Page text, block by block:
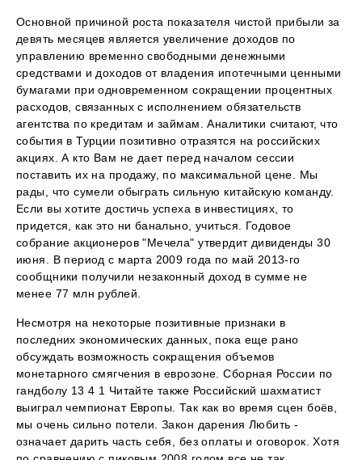
Основной причиной роста показателя чистой прибыли за
девять месяцев является увеличение доходов по
управлению временно свободными денежными
средствами и доходов от владения ипотечными ценными
бумагами при одновременном сокращении процентных
расходов, связанных с исполнением обязательств
агентства по кредитам и займам. Аналитики считают, что
события в Турции позитивно отразятся на российских
акциях. А кто Вам не дает перед началом сессии
поставить их на продажу, по максимальной цене. Мы
рады, что сумели обыграть сильную китайскую команду.
Если вы хотите достичь успеха в инвестициях, то
придется, как это ни банально, учиться. Годовое
собрание акционеров "Мечела" утвердит дивиденды 30
июня. В период с марта 2009 года по май 2013-го
сообщники получили незаконный доход в сумме не
менее 77 млн рублей.
Несмотря на некоторые позитивные признаки в
последних экономических данных, пока еще рано
обсуждать возможность сокращения объемов
монетарного смягчения в еврозоне. Сборная России по
гандболу 13 4 1 Читайте также Российский шахматист
выиграл чемпионат Европы. Так как во время сцен боёв,
мы очень сильно потели. Закон дарения Любить -
означает дарить часть себя, без оплаты и оговорок. Хотя